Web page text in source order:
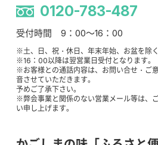
0120-783-487
受付時間 9：00～16：00
※土、日、祝・休日、年末年始、お盆を除く
※16：00以降は翌営業日受付となります。
※お客様との通話内容は、お問い合せ・ご
音させていただきます。
予めご了承下さい。
※弊会事業と関係のない営業メール等は、
い申し上げます。